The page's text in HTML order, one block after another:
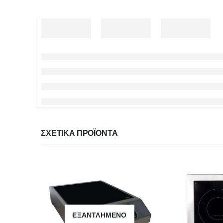
ΣΧΕΤΙΚΆ ΠΡΟΪΌΝΤΑ
ΕΞΑΝΤΛΗΜΈΝΟ